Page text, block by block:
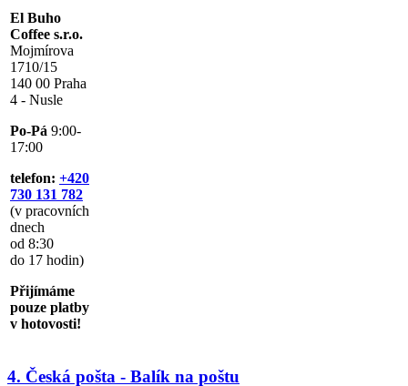
El Buho
Coffee s.r.o.
Mojmírova
1710/15
140 00 Praha
4 - Nusle
Po-Pá 9:00-
17:00
telefon: +420
730 131 782
(v pracovních
dnech
od 8:30
do 17 hodin)
Přijímáme
pouze platby
v hotovosti!
4. Česká pošta - Balík na poštu